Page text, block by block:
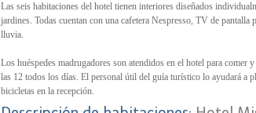
Las seis habitaciones del hotel tienen interiores diseñados
jardines. Todas cuentan con una cafetera Nespresso, TV de pantalla
lluvia.
Los huéspedes madrugadores son atendidos en el hotel para comer
las 12 todos los días. El personal útil del guía turístico lo ayudará a
bicicletas en la recepción.